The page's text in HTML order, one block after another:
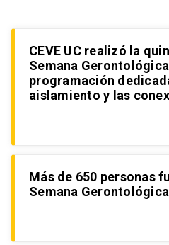
CEVE UC realizó la
Semana
programación
aislamiento y las
Más de 650 personas
Semana